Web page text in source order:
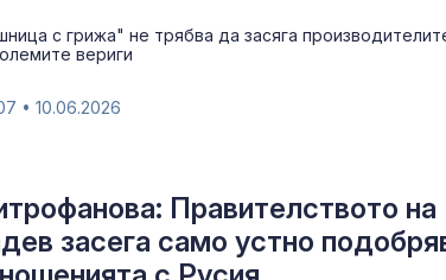
с грижа" не трябва да засяга
вериги
• 10.06.2026
Правителството на
засега само устно